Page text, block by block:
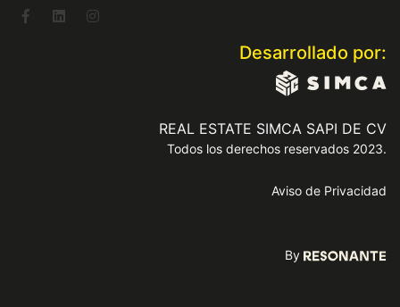
Desarrollado por:
REAL ESTATE SIMCA SAPI DE CV
Todos los derechos reservados 2023.
Aviso de Privacidad
By